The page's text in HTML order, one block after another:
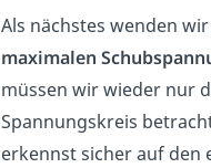
Als nächstes wenden
maximalen
müssen wir wieder nur
Spannungskreis
erkennst sicher auf den